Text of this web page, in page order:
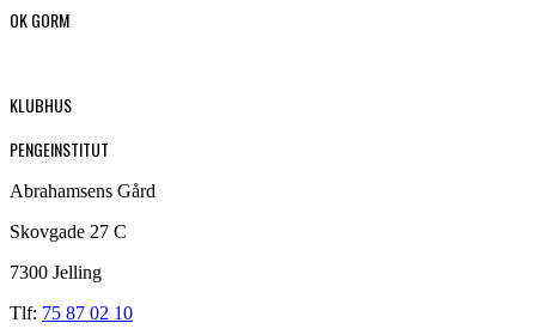
OK GORM
KLUBHUS
PENGEINSTITUT
Abrahamsens Gård
Skovgade 27 C
7300 Jelling
Tlf: 75 87 02 10